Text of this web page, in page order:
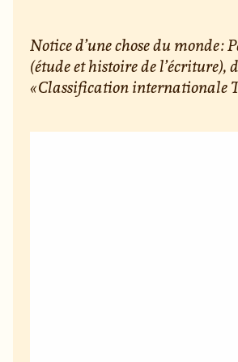
Notice d’une chose du monde :
(étude et histoire de l’écriture),
« Classification internationale